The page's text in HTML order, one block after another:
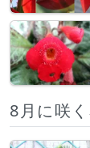
8月に咲